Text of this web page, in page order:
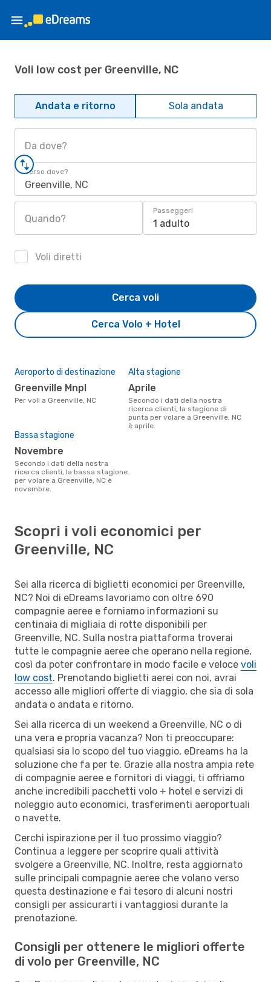
Voli low cost per Greenville, NC
Andata e ritorno Sola andata
Da dove?
Verso dove?
Greenville, NC
Quando?
Passeggeri
1 adulto
Voli diretti
Cerca Volo + Hotel
Cerca voli
Aeroporto di destinazione
Greenville Mnpl
Per voli a Greenville, NC
Alta stagione
aprile
Secondo i dati della nostra
ricerca clienti, la stagione di
punta per volare a Greenville, NC
è aprile.
Bassa stagione
novembre
Secondo i dati della nostra
ricerca clienti, la bassa stagione
per volare a Greenville, NC è
novembre.
Scopri i voli economici per
Greenville, NC
Sei alla ricerca di biglietti economici per Greenville,
NC? Noi di eDreams lavoriamo con oltre 690
compagnie aeree e forniamo informazioni su
centinaia di migliaia di rotte disponibili per
Greenville, NC. Sulla nostra piattaforma troverai
tutte le compagnie aeree che operano nella regione,
così da poter confrontare in modo facile e veloce voli
low cost. Prenotando biglietti aerei con noi, avrai
accesso alle migliori offerte di viaggio, che sia di sola
andata o andata e ritorno.
Sei alla ricerca di un weekend a Greenville, NC o di
una vera e propria vacanza? Non ti preoccupare:
qualsiasi sia lo scopo del tuo viaggio, eDreams ha la
soluzione che fa per te. Grazie alla nostra ampia rete
di compagnie aeree e fornitori di viaggi, ti offriamo
anche incredibili pacchetti volo + hotel e servizi di
noleggio auto economici, trasferimenti aeroportuali
o navette.
Cerchi ispirazione per il tuo prossimo viaggio?
Continua a leggere per scoprire quali attività
svolgere a Greenville, NC. Inoltre, resta aggiornato
sulle principali compagnie aeree che volano verso
questa destinazione e fai tesoro di alcuni nostri
consigli per assicurarti i vantaggiosi durante la
prenotazione.
Consigli per ottenere le migliori offerte
di volo per Greenville, NC